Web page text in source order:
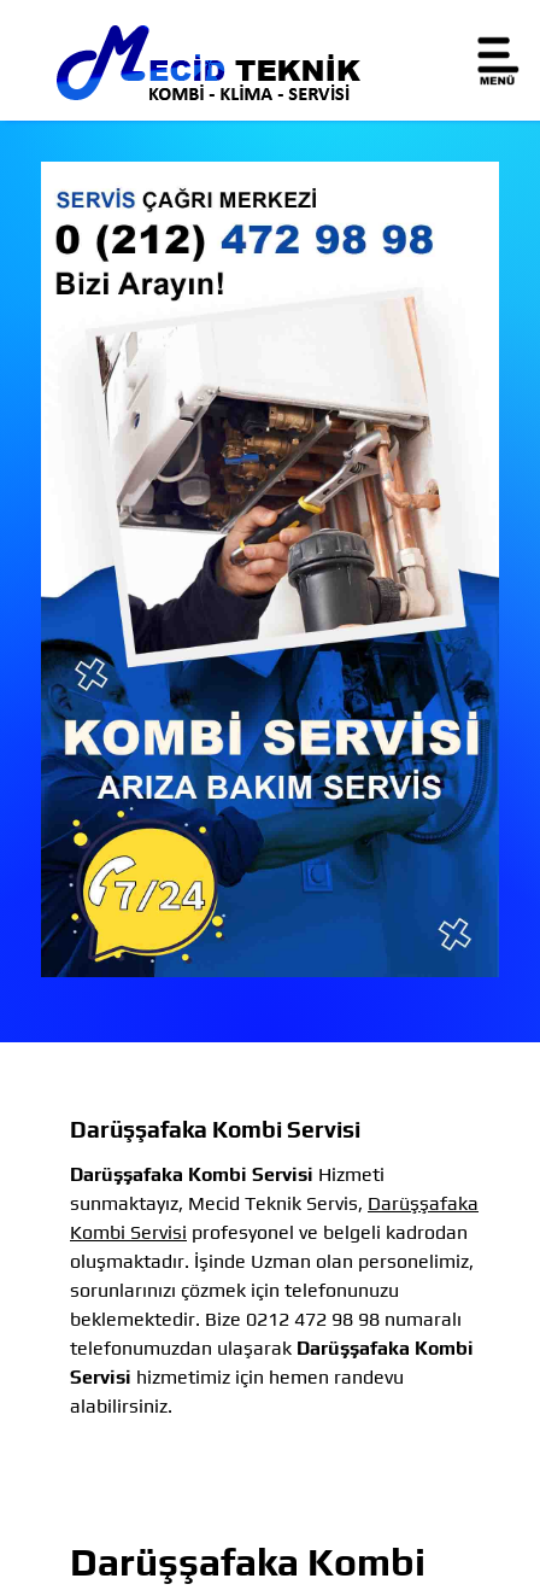
Darüşşafaka Kombi Servisi
Darüşşafaka Kombi Servisi Hizmeti
sunmaktayız, Mecid Teknik Servis, Darüşşafaka
Kombi Servisi profesyonel ve belgeli kadrodan
oluşmaktadır. İşinde Uzman olan personelimiz,
sorunlarınızı çözmek için telefonunuzu
beklemektedir. Bize 0212 472 98 98 numaralı
telefonumuzdan ulaşarak Darüşşafaka Kombi
Servisi hizmetimiz için hemen randevu
alabilirsiniz.
Darüşşafaka Kombi